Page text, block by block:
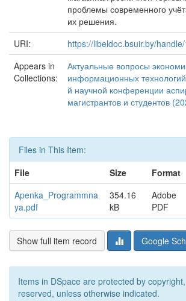
проблемы современного
их решения.
URI:
https://libeldoc.bsuir.by/
Appears in
Collections:
Актуальные вопросы
информационных
й научной конференции
магистрантов и студентов
Files in This Item:
File
Size
Format
Apenka_Programmna
ya.pdf
354.16
kB
Adobe
PDF
Show full item record Google
Items in DSpace are protected by
reserved, unless otherwise indicated.